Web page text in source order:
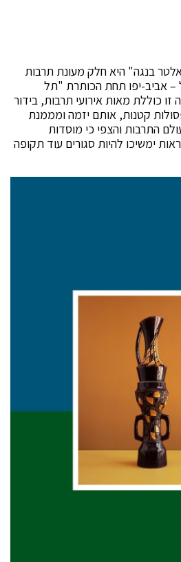
בנגה" היא חלק מעונת תרבות
– אביב-יפו תחת הכותרת "תל
זו כוללת מאות אירועי תרבות, בידור
קטנות, אותם יזמה ומממנת
התרבות והצפי כי מוסדות
ימשיכו להיות סגורים עוד תקופה